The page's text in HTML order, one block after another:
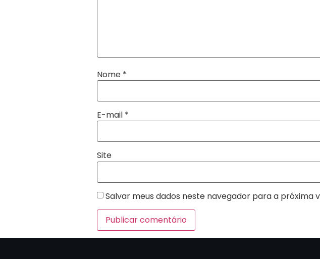
Nome *
E-mail *
Site
Salvar meus dados neste navegador para a próxima